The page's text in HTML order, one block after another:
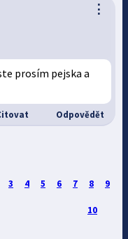
⋮
prosím pejska a
Odpovědět
3 4 5 6 7 8 9
10